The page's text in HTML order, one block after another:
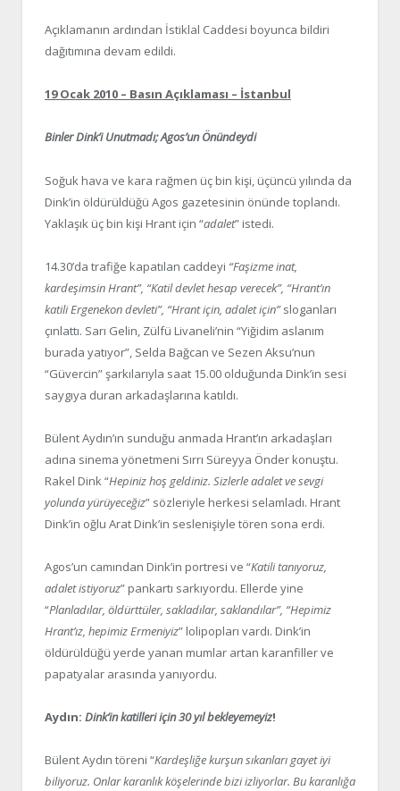
Açıklamanın ardından İstiklal Caddesi boyunca bildiri
dağıtımına devam edildi.
19 Ocak 2010 – Basın Açıklaması – İstanbul
Binler Dink’i Unutmadı; Agos’un Önündeydi
Soğuk hava ve kara rağmen üç bin kişi, üçüncü yılında da
Dink’in öldürüldüğü Agos gazetesinin önünde toplandı.
Yaklaşık üç bin kişi Hrant için “adalet” istedi.
14.30’da trafiğe kapatılan caddeyi “Faşizme inat,
kardeşimsin Hrant”, “Katil devlet hesap verecek”, “Hrant’ın
katili Ergenekon devleti”, “Hrant için, adalet için”sloganları
çınlattı. Sarı Gelin, Zülfü Livaneli’nin “Yiğidim aslanım
burada yatıyor”, Selda Bağcan ve Sezen Aksu’nun
“Güvercin” şarkılarıyla saat 15.00 olduğunda Dink’in sesi
saygıya duran arkadaşlarına katıldı.
Bülent Aydın’ın sunduğu anmada Hrant’ın arkadaşları
adına sinema yönetmeni Sırrı Süreyya Önder konuştu.
Rakel Dink “Hepiniz hoş geldiniz. Sizlerle adalet ve sevgi
yolunda yürüyeceğiz” sözleriyle herkesi selamladı. Hrant
Dink’in oğlu Arat Dink’in seslenişiyle tören sona erdi.
Agos’un camından Dink’in portresi ve “Katili tanıyoruz,
adalet istiyoruz” pankartı sarkıyordu. Ellerde yine
“Planladılar, öldürttüler, sakladılar, saklandılar”, “Hepimiz
Hrant’ız, hepimiz Ermeniyiz” lolipopları vardı. Dink’in
öldürüldüğü yerde yanan mumlar artan karanfiller ve
papatyalar arasında yanıyordu.
Aydın: Dink’in katilleri için 30 yıl bekleyemeyiz!
Bülent Aydın töreni “Kardeşliğe kurşun sıkanları gayet iyi
biliyoruz. Onlar karanlık köşelerinde bizi izliyorlar. Bu karanlığa